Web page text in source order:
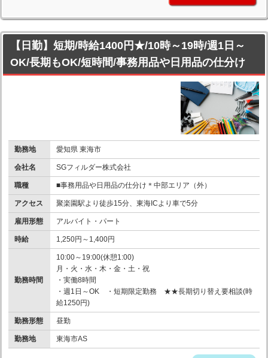
【日勤】短期/時給1400円★/10時～19時/週1日～
OK/長期もOK/短時間/事務用品や日用品の仕分け
勤務地 愛知県 東海市
会社名 SGフィルダー株式会社
職種 ■事務用品や日用品の仕分け＊中部エリア（外）
アクセス 聚楽園駅より徒歩15分、東海ICより車で5分
雇用形態 アルバイト・パート
時給 1,250円～1,400円
勤務時間
10:00～19:00(休憩1:00)
月・火・水・木・金・土・祝
・実働8時間
・週1日～OK ・短期限定勤務 ★★長期切り替え要相談(時
給1250円)
勤務形態 昼勤
勤務地 東海市AS